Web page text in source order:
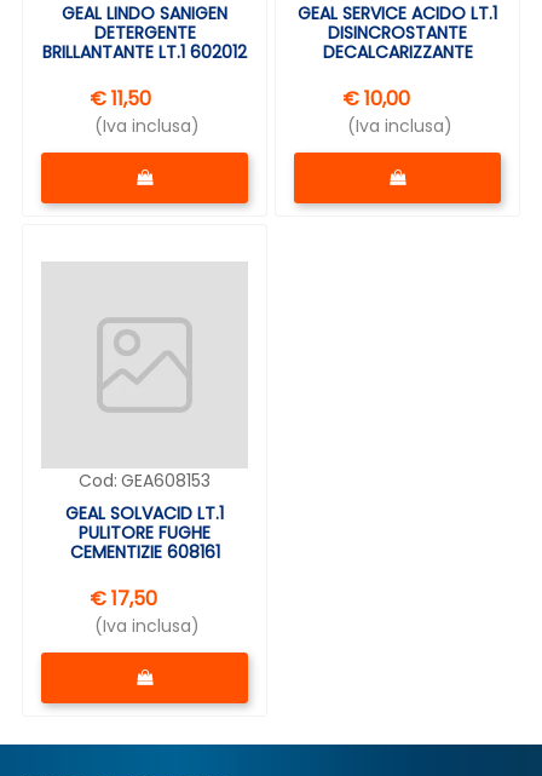
GEAL LINDO SANIGEN
DETERGENTE
BRILLANTANTE LT.1 602012
€ 11,50
(Iva inclusa)
Quantità
GEAL SERVICE ACIDO LT.1
DISINCROSTANTE
DECALCARIZZANTE
€ 10,00
(Iva inclusa)
Quantità
Cod: GEA608153
GEAL SOLVACID LT.1
PULITORE FUGHE
CEMENTIZIE 608161
€ 17,50
(Iva inclusa)
Quantità